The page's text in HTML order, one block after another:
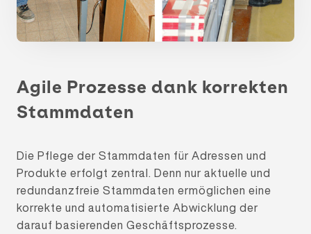
Agile Prozesse dank korrekten
Stammdaten
Die Pflege der Stammdaten für Adressen und
Produkte erfolgt zentral. Denn nur aktuelle und
redundanzfreie Stammdaten ermöglichen eine
korrekte und automatisierte Abwicklung der
darauf basierenden Geschäftsprozesse.